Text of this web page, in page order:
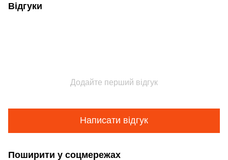
Відгуки
Додайте перший відгук
Написати відгук
Поширити у соцмережах